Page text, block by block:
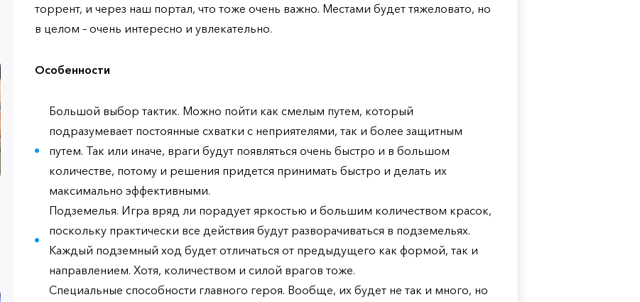
торрент, и через наш портал, что тоже очень важно. Местами будет тяжеловато, но
в целом – очень интересно и увлекательно.
Особенности
Большой выбор тактик. Можно пойти как смелым путем, который
подразумевает постоянные схватки с неприятелями, так и более защитным
путем. Так или иначе, враги будут появляться очень быстро и в большом
количестве, потому и решения придется принимать быстро и делать их
максимально эффективными.
Подземелья. Игра вряд ли порадует яркостью и большим количеством красок,
поскольку практически все действия будут разворачиваться в подземельях.
Каждый подземный ход будет отличаться от предыдущего как формой, так и
направлением. Хотя, количеством и силой врагов тоже.
Специальные способности главного героя. Вообще, их будет не так и много, но